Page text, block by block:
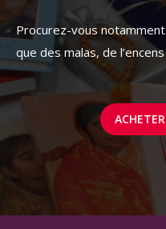
Procurez-vous
que des malas, de